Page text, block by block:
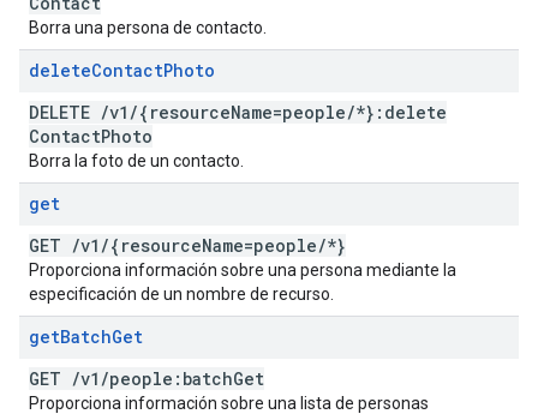
Borra una persona de contacto.
deleteContactPhoto
DELETE /v1 /{resourceName=people/*}:delete
ContactPhoto
Borra la foto de un contacto.
get
GET /v1 /{resourceName=people/*}
Proporciona información sobre una persona mediante la
especificación de un nombre de recurso.
getBatchGet
GET /v1 /people:batchGet
Proporciona información sobre una lista de personas